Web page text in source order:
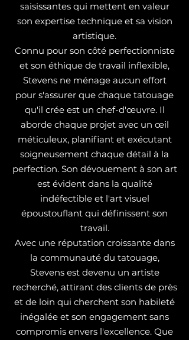
saisissantes qui mettent en valeur
son expertise technique et sa vision
artistique.
Connu pour son côté perfectionniste
et son éthique de travail inflexible,
Stevens ne ménage aucun effort
pour s'assurer que chaque tatouage
qu'il crée est un chef-d'œuvre. Il
aborde chaque projet avec un œil
méticuleux, planifiant et exécutant
soigneusement chaque détail à la
perfection. Son dévouement à son art
est évident dans la qualité
indéfectible et l'art visuel
époustouflant qui définissent son
travail.
Avec une réputation croissante dans
la communauté du tatouage,
Stevens est devenu un artiste
recherché, attirant des clients de près
et de loin qui cherchent son habileté
inégalée et son engagement sans
compromis envers l'excellence. Que